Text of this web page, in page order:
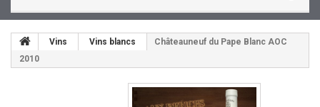
Vins Vins blancs
Châteauneuf du Pape Blanc AOC
2010